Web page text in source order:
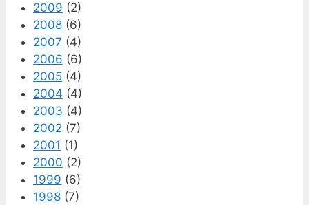
2009 (2)
2008 (6)
2007 (4)
2006 (6)
2005 (4)
2004 (4)
2003 (4)
2002 (7)
2001 (1)
2000 (2)
1999 (6)
1998 (7)